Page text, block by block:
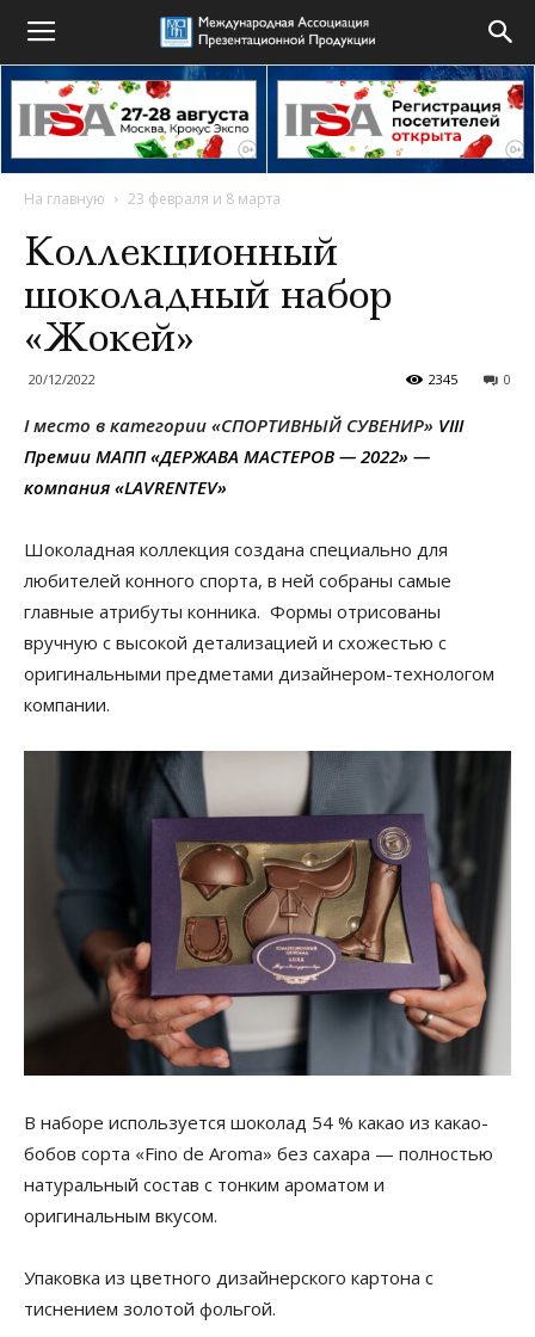
На главную 23 февраля и 8 марта
Коллекционный
шоколадный набор
«Жокей»
20/12/2022 0
2345
I место в категории «СПОРТИВНЫЙ СУВЕНИР» VIII
Премии МАПП «ДЕРЖАВА МАСТЕРОВ — 2022» —
компания «LAVRENTEV»
Шоколадная коллекция создана специально для
любителей конного спорта, в ней собраны самые
главные атрибуты конника. Формы отрисованы
вручную с высокой детализацией и схожестью с
оригинальными предметами дизайнером-технологом
компании.
В наборе используется шоколад 54 % какао из какао-
бобов сорта «Fino de Aroma» без сахара — полностью
натуральный состав с тонким ароматом и
оригинальным вкусом.
Упаковка из цветного дизайнерского картона с
тиснением золотой фольгой.